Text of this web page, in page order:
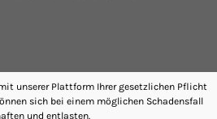
unserer Plattform Ihrer gesetzlichen Pflicht
sich bei einem möglichen Schadensfall
und entlasten.